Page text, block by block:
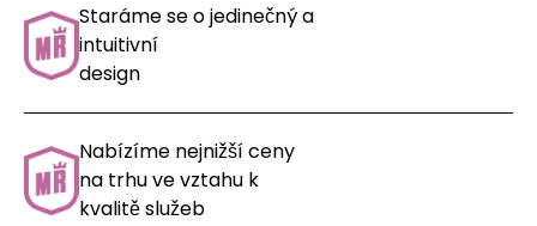
Staráme se o jedinečný a
intuitivní
design
Nabízíme nejnižší ceny
na trhu ve vztahu k
kvalitě služeb